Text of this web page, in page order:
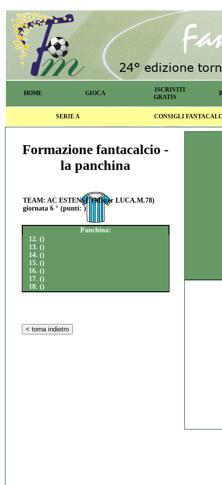
HOME GIOCA
ISCRIVITI
GRATIS
SERIE A CONSIGLI
Formazione fantacalcio -
la panchina
TEAM: AC ESTENSE (Mister LUCA.M.78)
giornata 6 ° (punti: )
Panchina:
12. ()
13. ()
14. ()
15. ()
16. ()
17. ()
18. ()